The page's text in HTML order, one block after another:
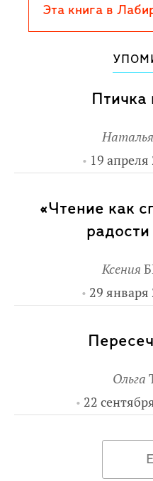
яркий и
Свободный
А. Любарской.
Для детей 6-10 лет.
Эта книга в
Птичка
Наталья
19 апреля
«Чтение как
Ксения
29 января
Ольга
22